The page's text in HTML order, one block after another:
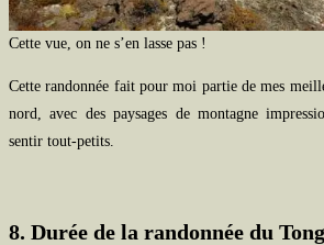
Cette vue, on ne s’en lasse pas !
Cette randonnée fait pour moi partie de mes
nord, avec des paysages de montagne
sentir tout-petits.
8. Durée de la randonnée du